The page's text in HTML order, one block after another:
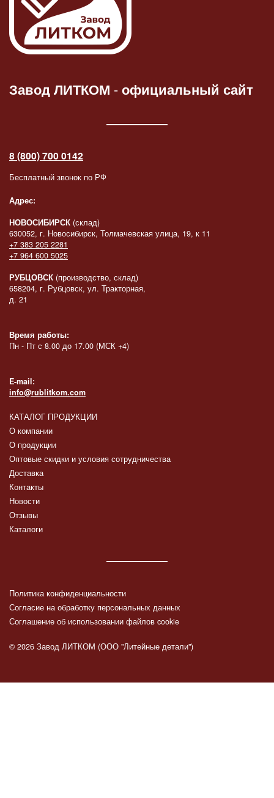
Завод ЛИТКОМ -официальный сайт
8 (800) 700 0142
Бесплатный звонок по РФ
Адрес:
НОВОСИБИРСК (склад)
630052, г. Новосибирск, Толмачевская улица, 19, к 11
+7 383 205 2281
+7 964 600 5025
РУБЦОВСК (производство, склад)
658204, г. Рубцовск, ул. Тракторная,
д. 21
Время работы:
Пн - Пт с 8.00 до 17.00 (МСК +4)
E-mail:
info@rublitkom.com
КАТАЛОГ ПРОДУКЦИИ
О компании
О продукции
Оптовые скидки и условия сотрудничества
Доставка
Контакты
Новости
Отзывы
Каталоги
Политика конфиденциальности
Согласие на обработку персональных данных
Соглашение об использовании файлов cookie
© 2026 Завод ЛИТКОМ (ООО "Литейные детали")